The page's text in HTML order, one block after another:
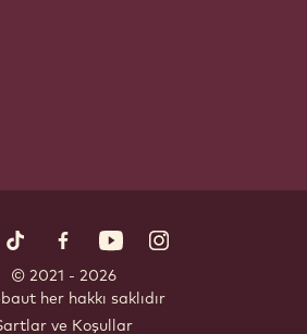
Opens in a new window.
TikTok Opens in a new window.
Facebook Opens in a new
YouTubeInstagram
© 2021 - 2026
. her hakkı saklıdır
ve Koşullar